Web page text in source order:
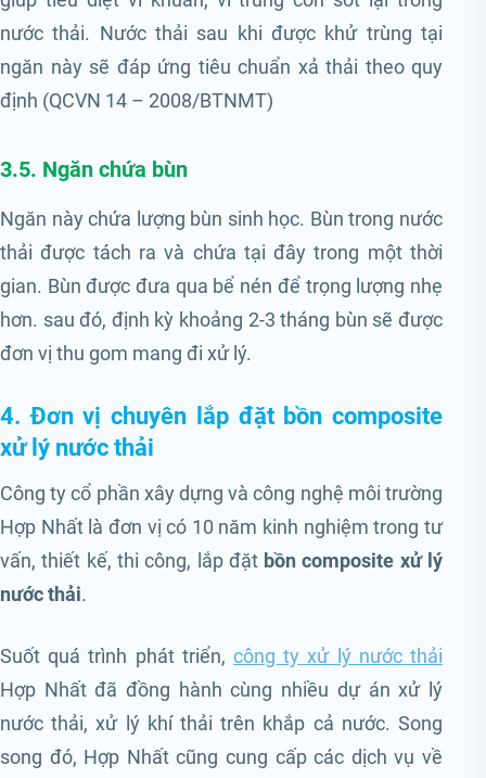
nước thải. Nước thải sau khi được khử trùng tại
ngăn này sẽ đáp ứng tiêu chuẩn xả thải theo quy
định (QCVN 14 – 2008/BTNMT)
3.5. Ngăn chứa bùn
Ngăn này chứa lượng bùn sinh học. Bùn trong nước
thải được tách ra và chứa tại đây trong một thời
gian. Bùn được đưa qua bể nén để trọng lượng nhẹ
hơn. sau đó, định kỳ khoảng 2-3 tháng bùn sẽ được
đơn vị thu gom mang đi xử lý.
4. Đơn vị chuyên lắp đặt bồn composite
xử lý nước thải
Công ty cổ phần xây dựng và công nghệ môi trường
Hợp Nhất là đơn vị có 10 năm kinh nghiệm trong tư
vấn, thiết kế, thi công, lắp đặt bồn composite xử lý
nước thải.
Suốt quá trình phát triển, công ty xử lý nước thải
Hợp Nhất đã đồng hành cùng nhiều dự án xử lý
nước thải, xử lý khí thải trên khắp cả nước. Song
song đó, Hợp Nhất cũng cung cấp các dịch vụ về